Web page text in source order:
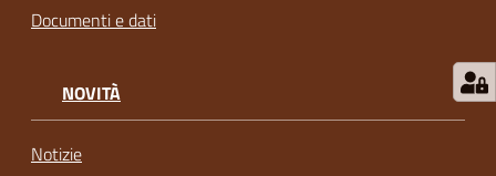
Documenti e dati
NOVITÀ
Notizie